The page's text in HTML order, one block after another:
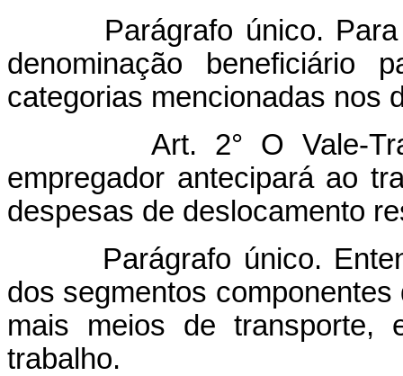
Parágrafo único.
denominação beneficiário
categorias mencionadas nos
Art. 2° O Vale-
empregador antecipará ao
despesas de deslocamento
Parágrafo único.
dos segmentos
mais meios de
trabalho.